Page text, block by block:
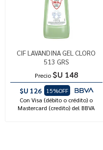
CIF LAVANDINA GEL CLORO
513 GRS
Precio $U 148
$U 126
15%OFF
Con Visa (débito o crédito) o
Mastercard (credito) del BBVA